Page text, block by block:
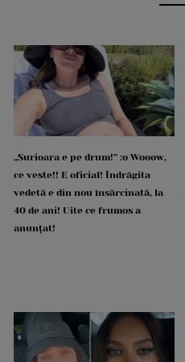
„Surioara e pe drum!” :o Wooow,
ce veste!! E oficial! Îndrăgita
vedetă e din nou însărcinată, la
40 de ani! Uite ce frumos a
anunțat!